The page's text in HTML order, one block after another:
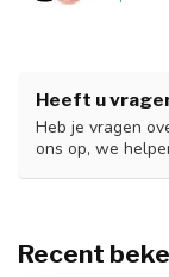
Heeft u
Heb je vragen
ons op, we
Recent